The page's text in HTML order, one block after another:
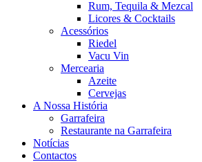
Rum, Tequila & Mezcal
Licores & Cocktails
Acessórios
Riedel
Vacu Vin
Mercearia
Azeite
Cervejas
A Nossa História
Garrafeira
Restaurante na Garrafeira
Notícias
Contactos